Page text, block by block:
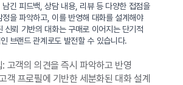
긴 피드백, 상담 내용, 리뷰 등 다양한 접점을
을 파악하고, 이를 반영해 대화를 설계해야
신뢰 기반의 대화는 구매로 이어지는 단기적
브랜드 관계로도 발전할 수 있습니다.
고객의 의견을 즉시 파악하고 반영
객 프로필에 기반한 세분화된 대화 설계